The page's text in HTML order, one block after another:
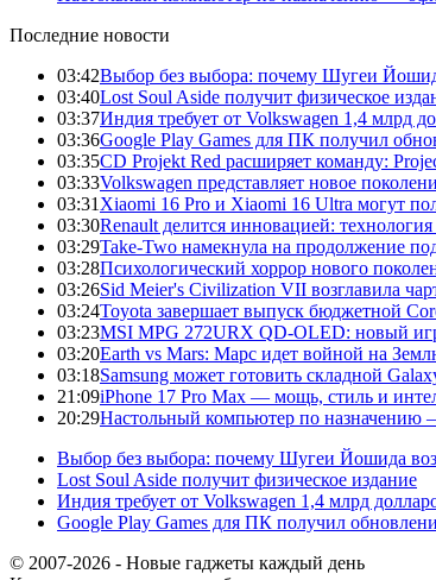
Последние новости
03:42Выбор без выбора: почему Шугеи
03:40Lost Soul Aside получит физическое
03:37Индия требует от Volkswagen 1,4 млрд
03:36Google Play Games для ПК получил
03:35CD Projekt Red расширяет команду:
03:33Volkswagen представляет новое
03:31 Xiaomi 16 Pro и Xiaomi 16 Ultra могут
03:30Renault делится инновацией:
03:29Take-Two намекнула на продолжение
03:28Психологический хоррор нового
03:26Sid Meier's Civilization VII возглавила
03:24Toyota завершает выпуск бюджетной
03:23MSI MPG 272URX QD-OLED: новый
03:20Earth vs Mars: Марс идет войной на
03:18Samsung может готовить складной
21:09iPhone 17 Pro Max — мощь, стиль и
20:29Настольный компьютер по назначению
Выбор без выбора: почему Шугеи Йошида
Lost Soul Aside получит физическое издание
Индия требует от Volkswagen 1,4 млрд
Google Play Games для ПК получил
© 2007-2026 - Новые гаджеты каждый день